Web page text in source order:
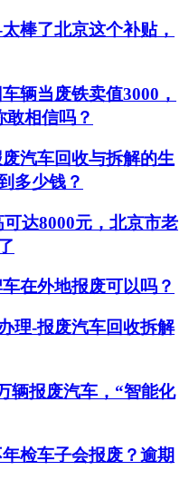
棒了北京这个补贴，
辆当废铁卖值3000，
敢相信吗？
汽车回收与拆解的生
多少钱？
达8000元，北京市老
在外地报废可以吗？
理-报废汽车回收拆解
辆报废汽车，“智能化
检车子会报废？逾期